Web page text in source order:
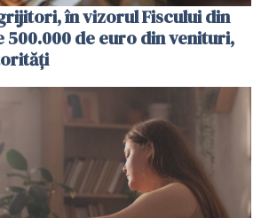
în vizorul Fiscului din
500.000 de euro din venituri,